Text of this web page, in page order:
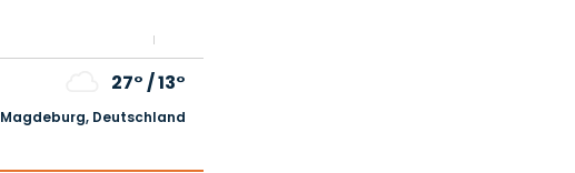
27°/13°
Magdeburg, Deutschland